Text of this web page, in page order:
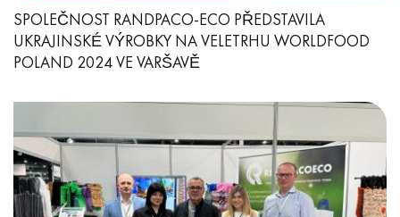
SPOLEČNOST RANDPACO-ECO PŘEDSTAVILA
UKRAJINSKÉ VÝROBKY NA VELETRHU WORLDFOOD
POLAND 2024 VE VARŠAVĚ